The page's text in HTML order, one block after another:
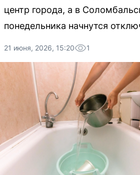
центр города, а в
понедельника начнутся
21 июня, 2026, 15:20 1